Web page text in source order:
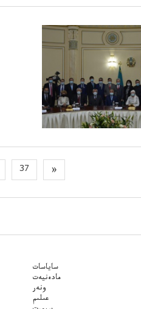
37 »
ساياسات
مادەنيەت
ونەر
عىلىم